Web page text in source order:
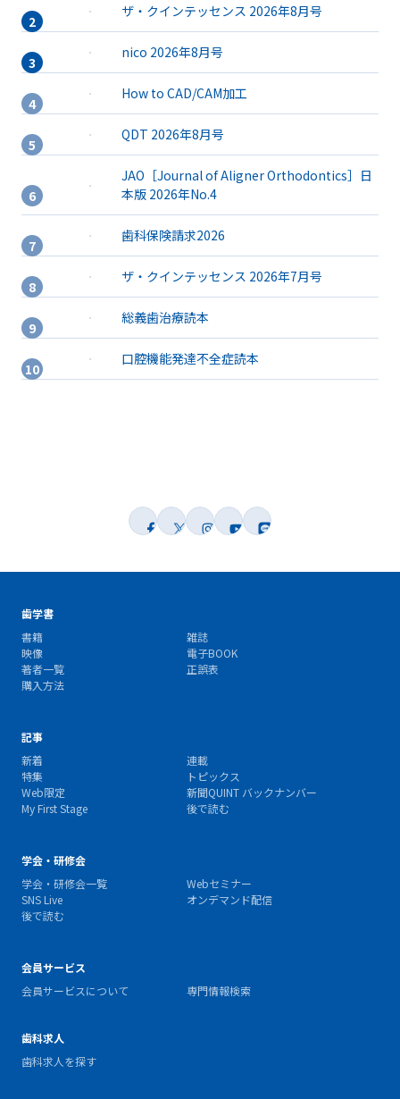
ザ・クインテッセンス 2026年8月号
nico 2026年8月号
How to CAD/CAM加工
QDT 2026年8月号
JAO［Journal of Aligner Orthodontics］日
本版 2026年No.4
歯科保険請求2026
ザ・クインテッセンス 2026年7月号
総義歯治療読本
口腔機能発達不全症読本
歯学書
書籍
雑誌
映像
電子BOOK
著者一覧
正誤表
購入方法
記事
新着
連載
特集
トピックス
Web限定
新聞QUINT バックナンバー
My First Stage
後で読む
学会・研修会
学会・研修会一覧
Webセミナー
SNS Live
オンデマンド配信
後で読む
会員サービス
会員サービスについて
専門情報検索
歯科求人
歯科求人を探す